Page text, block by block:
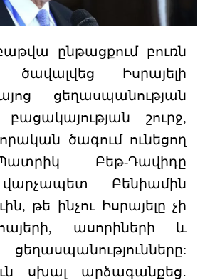
ընթացքում բուռն
ծավալվեց Իսրայելի
ցեղասպանության
շուրջ,
ծագում ունեցող
Բեթ-Դավիդը
Բենիամին
թե ինչու Իսրայելը չի
ասորիների և
սխալ արձագանքեց․